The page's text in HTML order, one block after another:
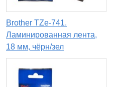
Brother TZe-741.
Ламинированная лента,
18 мм, чёрн/зел